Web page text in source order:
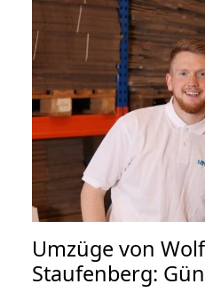
Umzüge von
Staufenberg: